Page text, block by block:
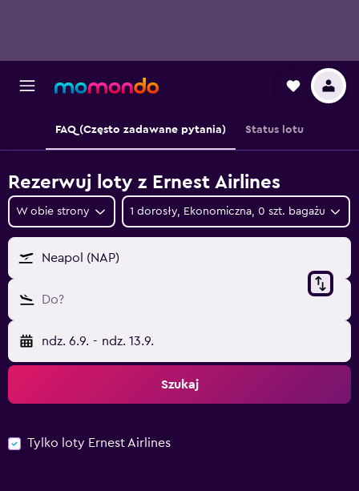
FAQ (Często zadawane pytania) Status lotu
Rezerwuj loty z Ernest Airlines
W obie strony 1 dorosły, Ekonomiczna, 0 szt. bagażu
Neapol (NAP)
Do?
ndz. 6.9. - ndz. 13.9.
Szukaj
Tylko loty Ernest Airlines